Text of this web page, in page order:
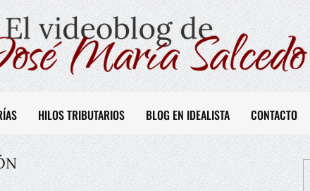
HILOS TRIBUTARIOS BLOG EN IDEALISTA CONTACTO